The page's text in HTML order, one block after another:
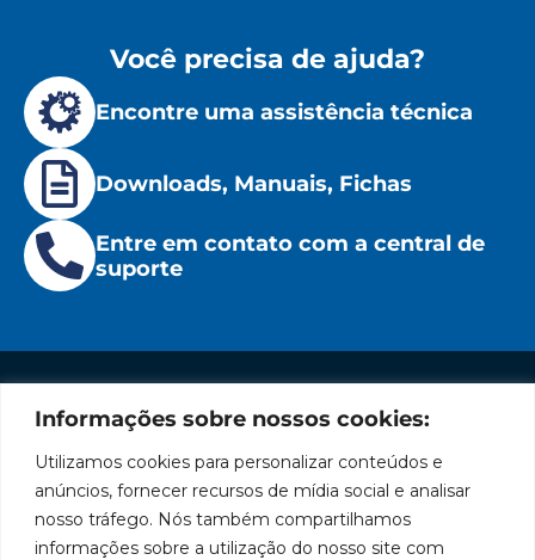
Informações sobre nossos cookies:
Utilizamos cookies para personalizar conteúdos e
anúncios, fornecer recursos de mídia social e analisar
nosso tráfego. Nós também compartilhamos
informações sobre a utilização do nosso site com
Você precisa de ajuda?
Encontre uma assistência técnica
Downloads, Manuais, Fichas
Entre em contato com a central de
suporte
Marca
líder
em
fabricação
Políticas
Privacidade
Políticas
de
Cookies
Institucional
A Bozza
Produtos
Soluções
Fale
Conosco
SAC: 0800
019 5050
Redes
Facebook